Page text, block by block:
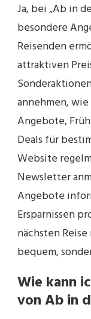
Ja, bei „Ab in
besondere
Reisenden
attraktiven
annehmen,
Angebote,
Deals für
Website
Newsletter
Angebote
Ersparnissen
nächsten
bequem,
Wie kann
von Ab in